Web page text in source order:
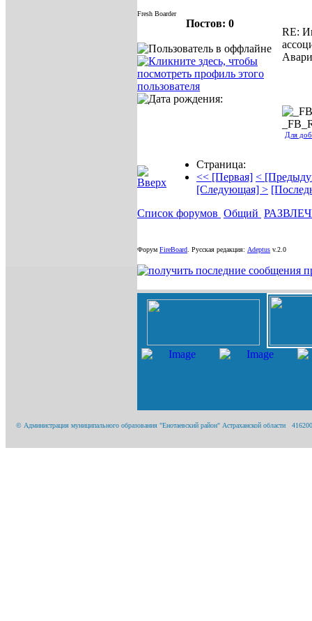
Fresh Boarder
Постов: 0
RE:
Для
Страница:
<< [Первая] <
[Следующая] >
Список форумов Общий
Форум FireBoard Русская редакция: Adeptus v.2.0
© Администрация муниципального образования "Енотаевский район" Астраханской области